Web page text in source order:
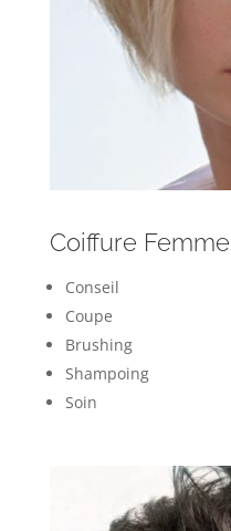
Coiffure Femme
Conseil
Coupe
Brushing
Shampoing
Soin